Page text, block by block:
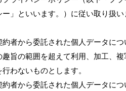
ー」といいます。）に従い取り扱い
約者から委託された個人データにつ
趣旨の範囲を超えて利用、加工、複
わないものとします。
約者から委託された個人データにつ